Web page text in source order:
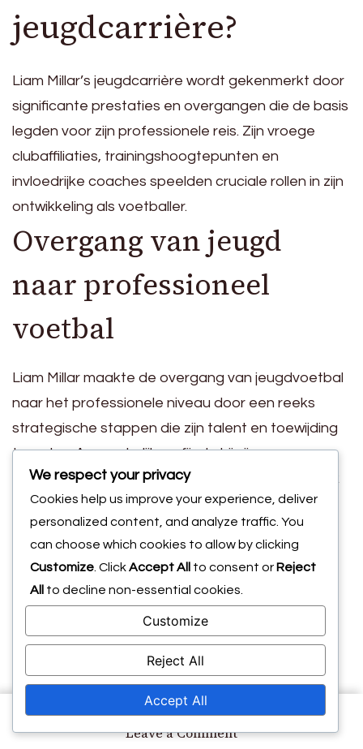
Leave a Commenton
jeugdcarrière?
Liam Millar’s jeugdcarrière wordt gekenmerkt door
significante prestaties en overgangen die de basis
legden voor zijn professionele reis. Zijn vroege
clubaffiliaties, trainingshoogtepunten en
invloedrijke coaches speelden cruciale rollen in zijn
ontwikkeling als voetballer.
Overgang van jeugd
naar professioneel
voetbal
Liam Millar maakte de overgang van jeugdvoetbal
naar het professionele niveau door een reeks
strategische stappen die zijn talent en toewijding
toonden. Aanvankelijk verfijnde hij zijn
vaardigheden bij lokale clubs, waar hij uitzonderlijk
potentieel toonde. Zijn tijd bij de jeugdacademie
van Celtic FC was bijzonder invloedrijk, omdat het
hem geavanceerde training en blootstelling aan
competitieve wedstrijden bood.
Tijdens zijn jeugdcarrière nam Millar deel aan
verschillende ontwikkelingsprogramma’s die de
nadruk legden op technische vaardigheden en
tactisch inzicht. Deze programma’s waren
ontworpen om jonge spelers voor te bereiden op
de eisen van professioneel voetbal. Millar’s
We respect your privacy
Cookies help us improve your experience, deliver
personalized content, and analyze traffic. You
can choose which cookies to allow by clicking
Customize . ClickAccept All to consent or Reject
All
to decline non-essential cookies.
Customize
Reject All
Accept All